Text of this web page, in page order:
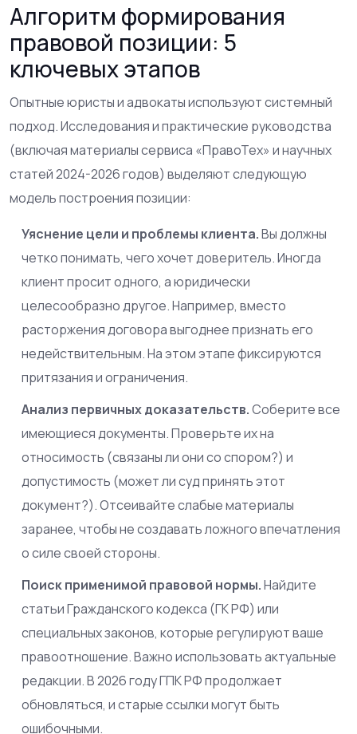
Алгоритм формирования
правовой позиции: 5
ключевых этапов
Опытные юристы и адвокаты используют системный
подход. Исследования и практические руководства
(включая материалы сервиса «ПравоТех» и научных
статей 2024-2026 годов) выделяют следующую
модель построения позиции:
Уяснение цели и проблемы клиента.Вы должны
четко понимать, чего хочет доверитель. Иногда
клиент просит одного, а юридически
целесообразно другое. Например, вместо
расторжения договора выгоднее признать его
недействительным. На этом этапе фиксируются
притязания и ограничения.
Анализ первичных доказательств.Соберите все
имеющиеся документы. Проверьте их на
относимость (связаны ли они со спором?) и
допустимость (может ли суд принять этот
документ?). Отсеивайте слабые материалы
заранее, чтобы не создавать ложного впечатления
о силе своей стороны.
Поиск применимой правовой нормы.Найдите
статьи Гражданского кодекса (ГК РФ) или
специальных законов, которые регулируют ваше
правоотношение. Важно использовать актуальные
редакции. В 2026 году ГПК РФ продолжает
обновляться, и старые ссылки могут быть
ошибочными.